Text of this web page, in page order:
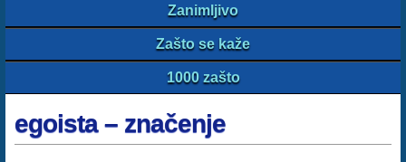
Zanimljivo
Zašto se kaže
1000 zašto
egoista – značenje